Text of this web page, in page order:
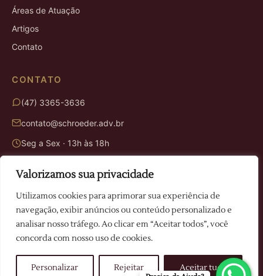
Valorizamos sua privacidade
Utilizamos cookies para aprimorar sua experiência de
navegação, exibir anúncios ou conteúdo personalizado e
analisar nosso tráfego. Ao clicar em “Aceitar todos”, você
concorda com nosso uso de cookies.
Personalizar Rejeitar Aceitar tudo
Áreas de Atuação
Artigos
Contato
CONTATO
(47) 3365-3636
contato@schroeder.adv.br
Seg a Sex · 13h às 18h
ENDEREÇO
Rua Victor Juvêncio Mafra, 614
Camboriú · SC
© 2026 Schroeder Advogados. Todos os direitos reservados.